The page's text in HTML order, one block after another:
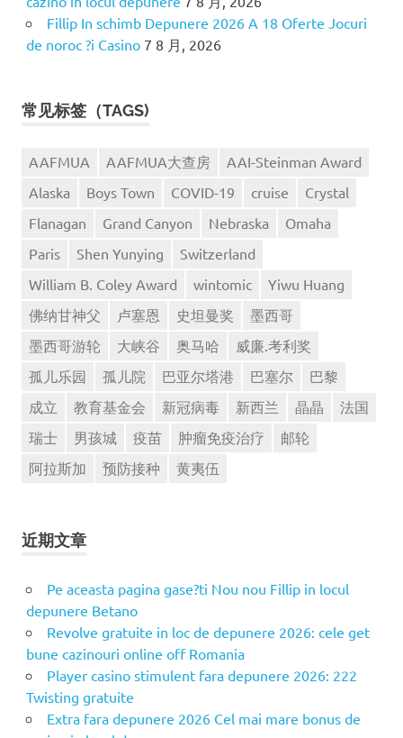
Fillip In schimb Depunere 2026 A 18 Oferte Jocuri
de noroc ?i Casino 7 8 月, 2026
常见标签（TAGS)
AAFMUA AAFMUA大查房
AAI-Steinman Award
Alaska
Boys Town COVID-19 cruise
Crystal
Flanagan
Grand Canyon Nebraska
Omaha
Paris
Shen Yunying
Switzerland
William B. Coley Award
wintomic
Yiwu Huang
佛纳甘神父
卢塞恩 史坦曼奖
墨西哥
墨西哥游轮
大峡谷 奥马哈
威廉.考利奖
孤儿乐园
孤儿院 巴亚尔塔港 巴塞尔
巴黎
成立
教育基金会 新冠病毒 新西兰 晶晶
法国
瑞士
男孩城 疫苗 肿瘤免疫治疗
邮轮
阿拉斯加
预防接种 黄夷伍
近期文章
Pe aceasta pagina gase?ti Nou nou Fillip in locul
depunere Betano
Revolve gratuite in loc de depunere 2026: cele get
bune cazinouri online off Romania
Player casino stimulent fara depunere 2026: 222
Twisting gratuite
Extra fara depunere 2026 Cel mai mare bonus de